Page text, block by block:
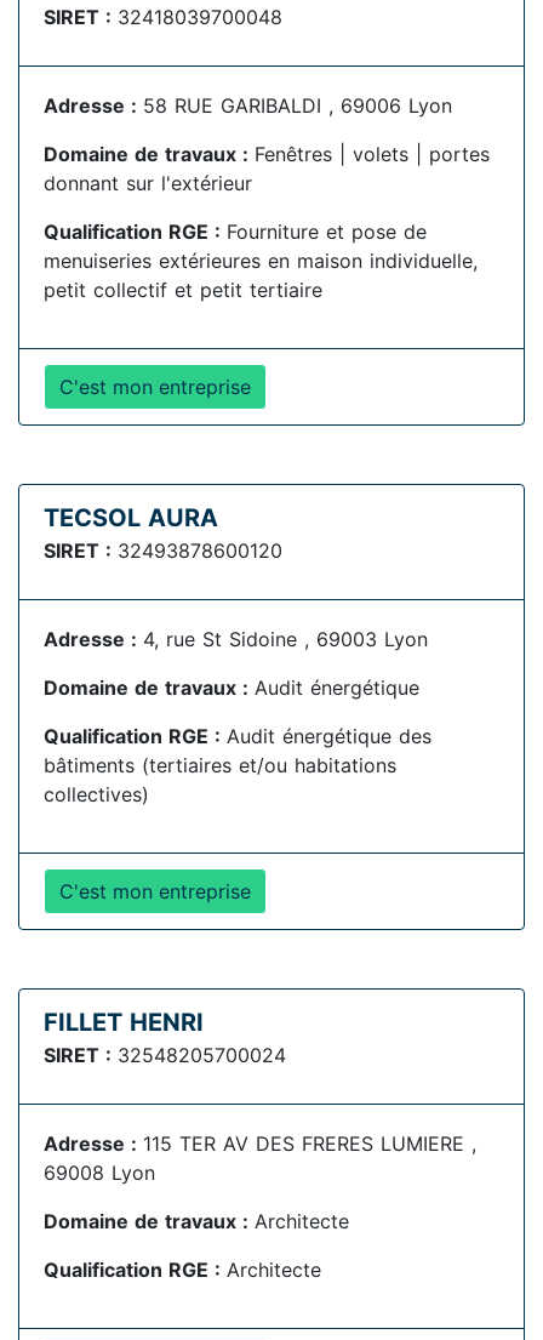
SIRET : 32418039700048
Adresse : 58 RUE GARIBALDI , 69006 Lyon
Domaine de travaux : Fenêtres | volets | portes
donnant sur l'extérieur
Qualification RGE : Fourniture et pose de
menuiseries extérieures en maison individuelle,
petit collectif et petit tertiaire
C'est mon entreprise
TECSOL AURA
SIRET : 32493878600120
Adresse : 4, rue St Sidoine , 69003 Lyon
Domaine de travaux : Audit énergétique
Qualification RGE : Audit énergétique des
bâtiments (tertiaires et/ou habitations
collectives)
C'est mon entreprise
FILLET HENRI
SIRET : 32548205700024
Adresse : 115 TER AV DES FRERES LUMIERE ,
69008 Lyon
Domaine de travaux : Architecte
Qualification RGE : Architecte